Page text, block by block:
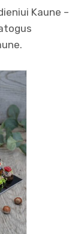
Kaune –